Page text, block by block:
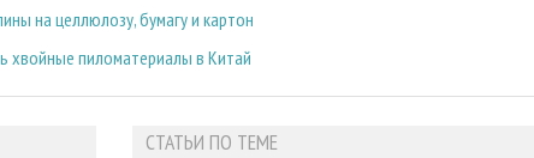
на целлюлозу, бумагу и картон
хвойные пиломатериалы в Китай
СТАТЬИ ПО ТЕМЕ